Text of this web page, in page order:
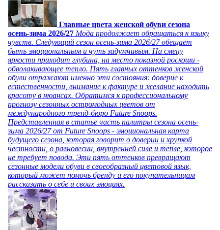
Главные цвета женской обуви сезона
осень-зима 2026/27 Мода продолжает обращаться к языку
чувств. Следующий сезон осень-зима 2026/27 обещает
быть эмоциональным и чуть задумчивым. На смену
яркости приходит глубина, на место показной роскоши -
обволакивающее тепло. Пять главных оттенков женской
обуви отражают именно эти состояния: доверие к
естественности, внимание к фактуре и желание находить
красоту в нюансах. Обратимся к профессиональному
прогнозу сезонных остромодных цветов от
международного тренд-бюро Future Snoops.
Представленная в статье часть палитры сезона осень-
зима 2026/27 от Future Snoops - эмоциональная карта
будущего сезона, которая говорит о доверии и хрупкой
честности, о равновесии, внутренней силе и тепле, которое
не требует повода. Эти пять оттенков превращают
сезонные модели обуви в своеобразный цветовой язык,
который может помочь бренду и его покупательницам
рассказать о себе и своих эмоциях.